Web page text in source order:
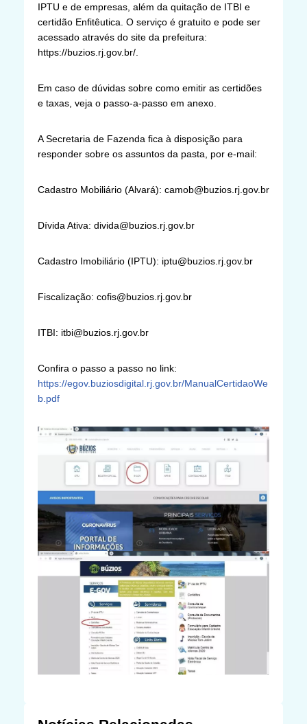
IPTU e de empresas, além da quitação de ITBI e
certidão Enfitêutica. O serviço é gratuito e pode ser
acessado através do site da prefeitura:
https://buzios.rj.gov.br/.
Em caso de dúvidas sobre como emitir as certidões
e taxas, veja o passo-a-passo em anexo.
A Secretaria de Fazenda fica à disposição para
responder sobre os assuntos da pasta, por e-mail:
Cadastro Mobiliário (Alvará): camob@buzios.rj.gov.br
Dívida Ativa: divida@buzios.rj.gov.br
Cadastro Imobiliário (IPTU): iptu@buzios.rj.gov.br
Fiscalização: cofis@buzios.rj.gov.br
ITBI: itbi@buzios.rj.gov.br
Confira o passo a passo no link:
https://egov.buziosdigital.rj.gov.br/ManualCertidaoWe
b.pdf